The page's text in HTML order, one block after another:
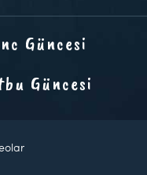
Güncesi
Güncesi